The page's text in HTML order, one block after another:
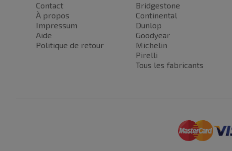
Contact
À propos
Impressum
Aide
Politique de retour
Bridgestone
Continental
Dunlop
Goodyear
Michelin
Pirelli
Tous les fabricants